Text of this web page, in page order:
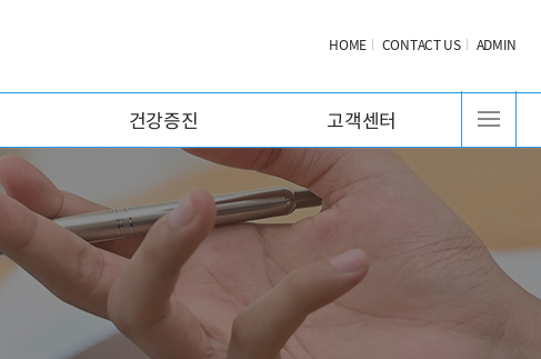
HOME CONTACT US ADMIN
건강증진 고객센터